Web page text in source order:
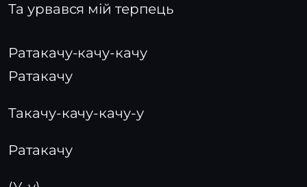
Та урвався мій терпець
Ратакачу-качу-качу
Ратакачу
Такачу-качу-качу-у
Ратакачу